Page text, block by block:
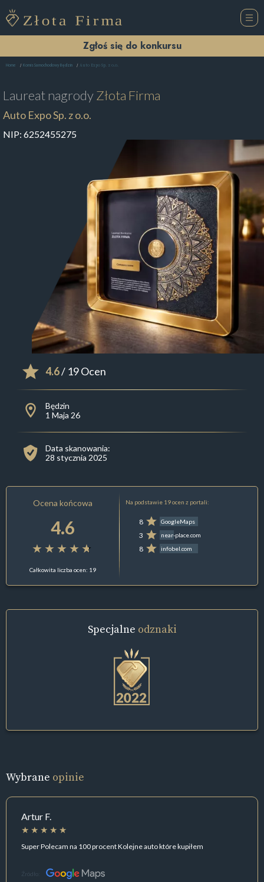
Zgłoś się do konkursu
Home Komis Samochodowy Będzin Auto Expo Sp. z o.o.
Laureat nagrodyZłota Firma
Auto Expo Sp. z o.o.
NIP: 6252455275
4.6/ 19 Ocen
Będzin
1 Maja 26
Data skanowania:
28 stycznia 2025
Ocena końcowa
4.6
Całkowita liczba ocen: 19
Na podstawie 19 ocen z portali:
8 GoogleMaps
3 near-place.com
8 infobel.com
Specjalne odznaki
Wybrane opinie
Artur F.
Super Polecam na 100 procent Kolejne auto które kupiłem
Źródło: